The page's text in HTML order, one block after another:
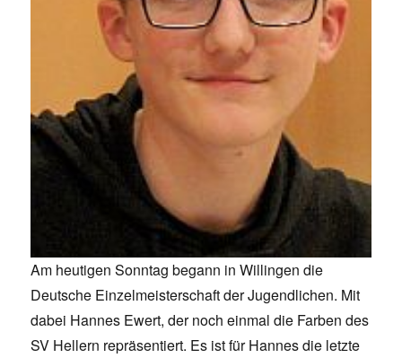
Am heutigen Sonntag begann in Willingen die
Deutsche Einzelmeisterschaft der Jugendlichen. Mit
dabei Hannes Ewert, der noch einmal die Farben des
SV Hellern repräsentiert. Es ist für Hannes die letzte